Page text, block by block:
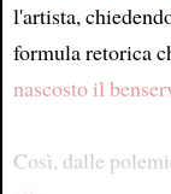
l'artista,
formula retorica
nascosto il
Così, dalle